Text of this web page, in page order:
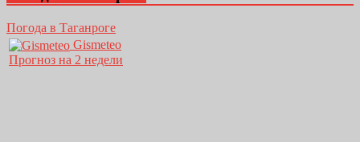
Погода в Таганроге
Gismeteo
Прогноз на 2 недели